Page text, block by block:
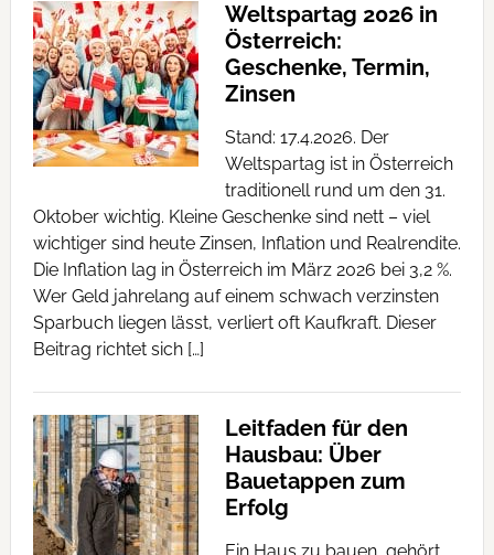
Weltspartag 2026 in
Österreich:
Geschenke, Termin,
Zinsen
Stand: 17.4.2026. Der
Weltspartag ist in Österreich
traditionell rund um den 31.
Oktober wichtig. Kleine Geschenke sind nett – viel
wichtiger sind heute Zinsen, Inflation und Realrendite.
Die Inflation lag in Österreich im März 2026 bei 3,2 %.
Wer Geld jahrelang auf einem schwach verzinsten
Sparbuch liegen lässt, verliert oft Kaufkraft. Dieser
Beitrag richtet sich […]
Leitfaden für den
Hausbau: Über
Bauetappen zum
Erfolg